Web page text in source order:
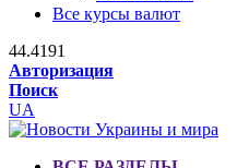
Все курсы валют
44.4191
Авторизация
Поиск
UA